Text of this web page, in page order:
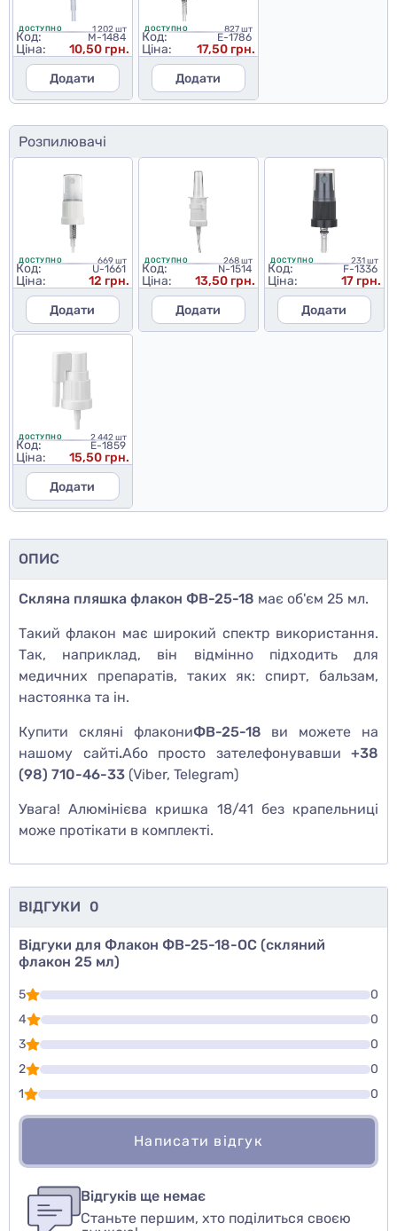
ДОСТУПНО 1 202 шт
Код: M-1484
Ціна:
10,50 грн.
Додати
ДОСТУПНО 827 шт
Код: E-1786
Ціна:
17,50 грн.
Додати
Розпилювачі
ДОСТУПНО 669 шт
Код: U-1661
Ціна:
12 грн.
Додати
ДОСТУПНО 268 шт
Код: N-1514
Ціна:
13,50 грн.
Додати
ДОСТУПНО 231 шт
Код: F-1336
Ціна:
17 грн.
Додати
ДОСТУПНО 2 442 шт
Код: E-1859
Ціна:
15,50 грн.
Додати
ОПИС
Скляна пляшка флакон ФВ-25-18 має об'єм 25 мл.
Такий флакон має широкий спектр використання.
Так, наприклад, він відмінно підходить для
медичних препаратів, таких як: спирт, бальзам,
настоянка та ін.
Купити скляні флакониФВ-25-18 ви можете на
нашому сайті.Або просто зателефонувавши +38
(98) 710-46-33 (Viber, Telegram)
Увага! Алюмінієва кришка 18/41 без крапельниці
може протікати в комплекті.
ВІДГУКИ 0
Відгуки для Флакон ФВ-25-18-ОС (скляний
флакон 25 мл)
5
0
4
0
3
0
2
0
1
0
Написати відгук
авторизуйтесьили войдите
Оцінити товар
Відгуків ще немає
Станьте першим, хто поділиться своєю